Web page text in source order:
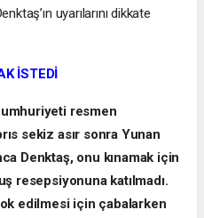
uyarılarını dikkate
İSTEDİ
resmen
sekiz asır sonra Yunan
Denktaş, onu kınamak için
resepsiyonuna katılmadı.
edilmesi için çabalarken